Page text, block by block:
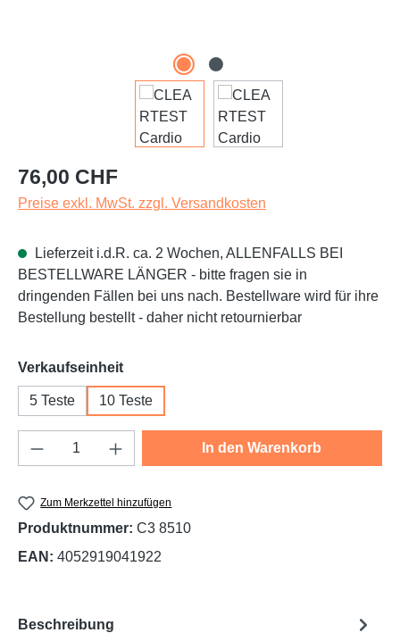
Regulärer Preis:
76,00 CHF
Preise exkl. MwSt. zzgl. Versandkosten
Lieferzeit i.d.R. ca. 2 Wochen, ALLENFALLS BEI
BESTELLWARE LÄNGER - bitte fragen sie in
dringenden Fällen bei uns nach. Bestellware wird für ihre
Bestellung bestellt - daher nicht retournierbar
Verkaufseinheitauswählen
5 Teste 10 Teste
Produkt Anzahl: Gib den gewünschten
In den Warenkorb
Zum Merkzettel hinzufügen
Produktnummer: C3 8510
EAN: 4052919041922
Beschreibung